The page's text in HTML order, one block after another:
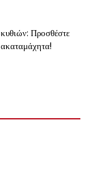
Προσθέστε
ακαταμάχητα!